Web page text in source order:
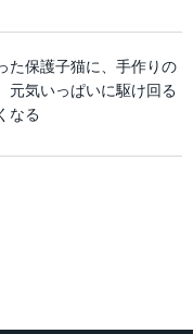
た保護子猫に、手作りの
元気いっぱいに駆け回る
なる